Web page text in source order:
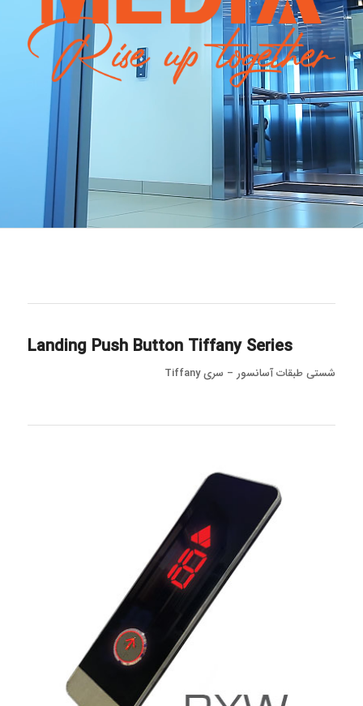
Landing Push Button Tiffany Series
شستی طبقات آسانسور – سری Tiffany